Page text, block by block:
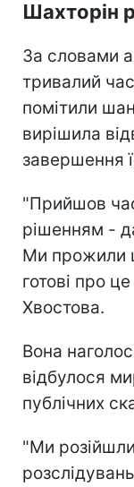
Шахторін
За словами
тривалий
помітили
вирішила
завершення
"Прийшов
рішенням -
Ми прожили
готові про
Хвостова.
Вона
відбулося
публічних
"Ми